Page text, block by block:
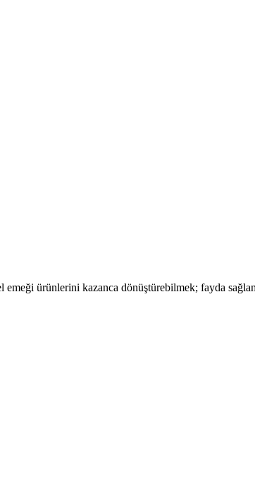
ürünlerini kazanca dönüştürebilmek; fayda